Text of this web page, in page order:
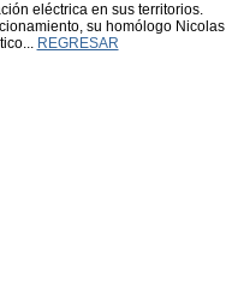
eléctrica en sus territorios.
su homólogo Nicolas
REGRESAR